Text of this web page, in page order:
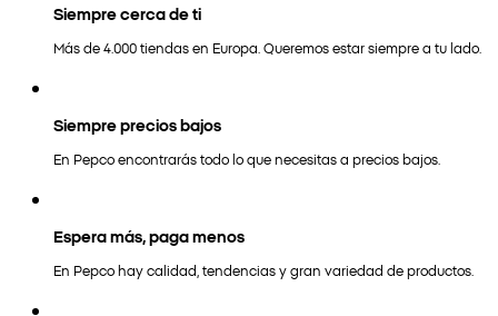
Siempre cerca de ti
Más de 4.000 tiendas en Europa. Queremos estar siempre a tu lado.
Siempre precios bajos
En Pepco encontrarás todo lo que necesitas a precios bajos.
Espera más, paga menos
En Pepco hay calidad, tendencias y gran variedad de productos.